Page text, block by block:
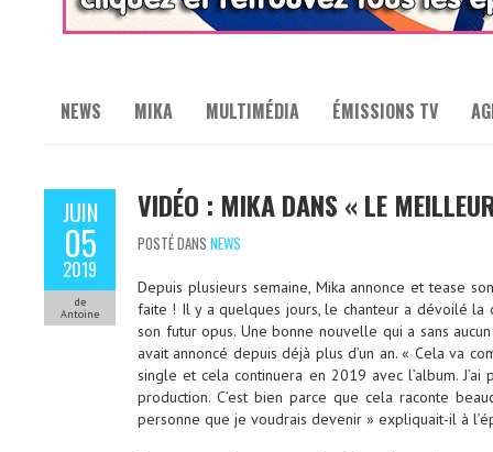
NEWS MIKA MULTIMÉDIA ÉMISSIONS TV
JUIN
05
2019
de
Antoine
VIDÉO : MIKA DANS « LE
POSTÉ DANS NEWS
Depuis plusieurs semaine, Mika annonce et tease
faite ! Il y a quelques jours, le chanteur a dévoilé la
son futur opus. Une bonne nouvelle qui a sans
avait annoncé depuis déjà plus d’un an. « Cela va
single et cela continuera en 2019 avec l’album.
production. C’est bien parce que cela raconte
personne que je voudrais devenir » expliquait-il à